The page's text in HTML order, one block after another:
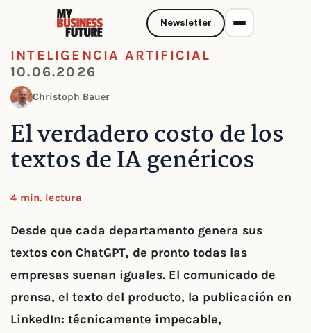
INTELIGENCIA ARTIFICIAL
10.06.2026
Christoph Bauer
El verdadero costo de los
textos de IA genéricos
4 min. lectura
Desde que cada departamento genera sus
textos con ChatGPT, de pronto todas las
empresas suenan iguales. El comunicado de
prensa, el texto del producto, la publicación en
LinkedIn: técnicamente impecable,
Newsletter